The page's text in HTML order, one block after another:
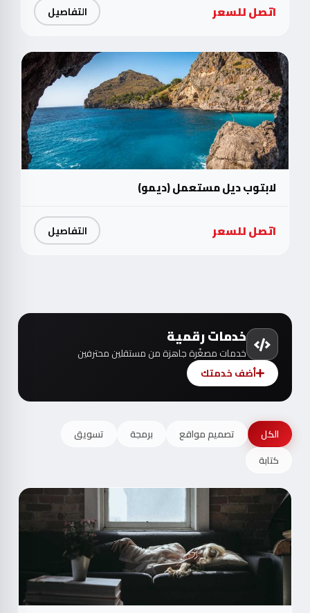
اتصل للسعر التفاصيل
لابتوب ديل مستعمل (ديمو)
اتصل للسعر التفاصيل
خدمات رقمية
خدمات مصغّرة جاهزة من مستقلين محترفين
أضف خدمتك
الكل تصميم مواقع برمجة
تسويق
كتابة